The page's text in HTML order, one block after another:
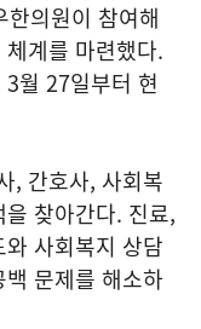
의원이 참여해
계를 마련했다.
월 27일부터 현
, 간호사, 사회복
찾아간다. 진료,
사회복지 상담
문제를 해소하